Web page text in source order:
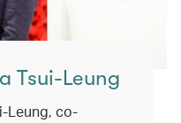
Tsui-Leung
Leung, co-